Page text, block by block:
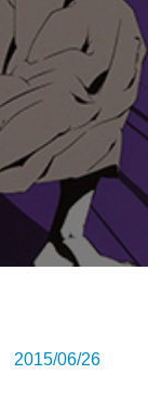
06/26